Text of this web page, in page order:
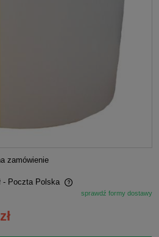
zamówienie
- Poczta Polska
kosztów płatnościsprawdź formy dostawy